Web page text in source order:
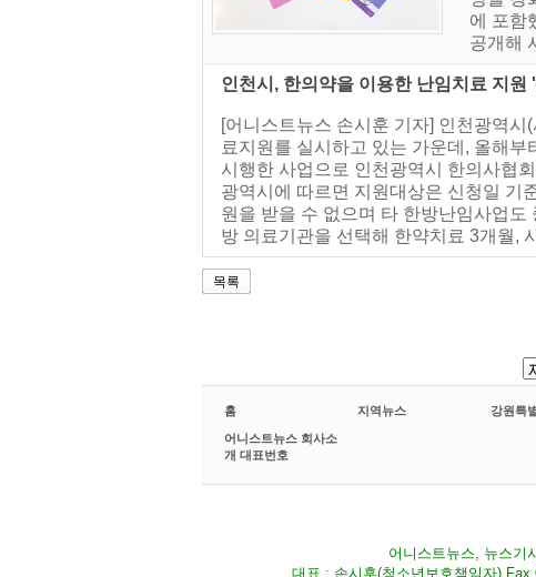
에 포함
공개해
인천시, 한의약을 이용한 난임치료 지원
[어니스트뉴스 손시훈 기자] 인천광역
료지원를 실시하고 있는 가운데, 올해
시행한 사업으로 인천광역시 한의사협
광역시에 따르면 지원대상은 신청일 기
원을 받을 수 없으며 타 한방난임사업
방 의료기관을 선택해 한약치료 3개월,
목록
홈 지역뉴스 강원특
어니스트뉴스 회사소
개 대표번호
어니스트뉴스, 뉴스기
대표 : 손시훈(청소년보호책임자)